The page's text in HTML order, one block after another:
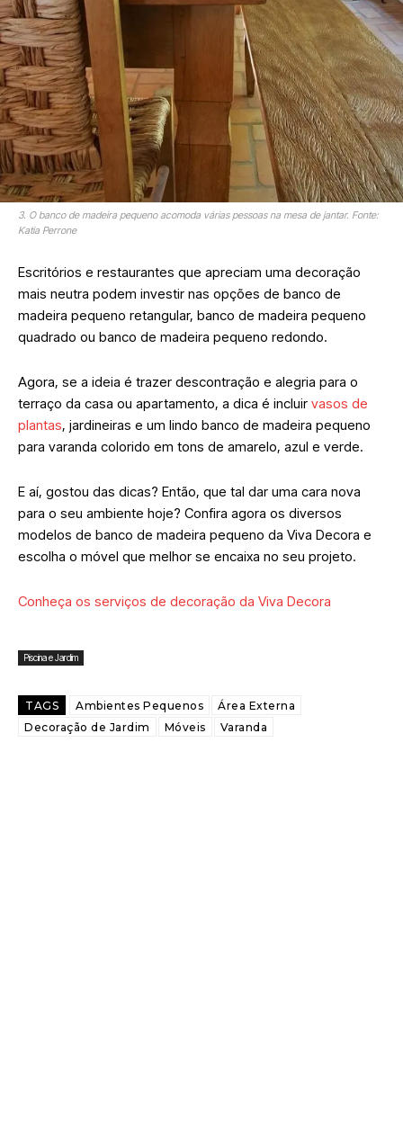
3. O banco de madeira pequeno acomoda várias pessoas na mesa de jantar. Fonte:
Katia Perrone
Escritórios e restaurantes que apreciam uma decoração
mais neutra podem investir nas opções de banco de
madeira pequeno retangular, banco de madeira pequeno
quadrado ou banco de madeira pequeno redondo.
Agora, se a ideia é trazer descontração e alegria para o
terraço da casa ou apartamento, a dica é incluir vasos de
plantas, jardineiras e um lindo banco de madeira pequeno
para varanda colorido em tons de amarelo, azul e verde.
E aí, gostou das dicas? Então, que tal dar uma cara nova
para o seu ambiente hoje? Confira agora os diversos
modelos de banco de madeira pequeno da Viva Decora e
escolha o móvel que melhor se encaixa no seu projeto.
Conheça os serviços de decoração da Viva Decora
Piscina e Jardim
TAGS Ambientes Pequenos
Área Externa
Decoração de Jardim
Móveis Varanda